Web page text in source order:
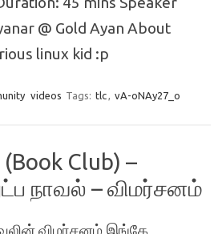
@ Gold Ayan About
linux kid :p
videos Tags: tlc, vA-oNAy27_o
Club) –
நாவல் – விமர்சனம்
விமர்சனம் இங்கே